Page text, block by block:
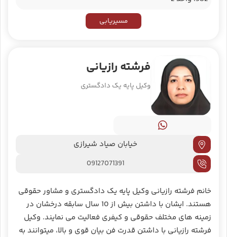
مسیریابی
فرشته رازیانی
وکیل پایه یک دادگستری
خیابان صیاد شیرازی
09127071391
خانم فرشته رازیانی وکیل پایه یک دادگستری و مشاور حقوقی
هستند. ایشان با داشتن بیش از 10 سال سابقه درخشان در
زمینه های مختلف حقوقی و کیفری فعالیت می نمایند. وکیل
فرشته رازیانی با داشتن قدرت فن بیان قوی و بالا، میتوانند به